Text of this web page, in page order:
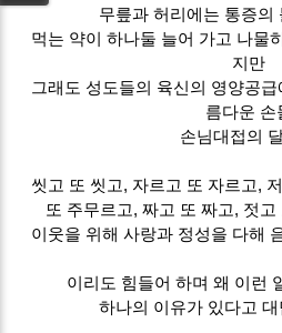
무릎과 허리에는 통증의
먹는 약이 하나둘 늘어 가고 나물
지만
그래도 성도들의 육신의 영양공
름다운 손
손님대접의
씻고 또 씻고, 자르고 또 자르고,
또 주무르고, 짜고 또 짜고, 젓
이웃을 위해 사랑과 정성을 다해
이리도 힘들어 하며 왜 이런
하나의 이유가 있다고